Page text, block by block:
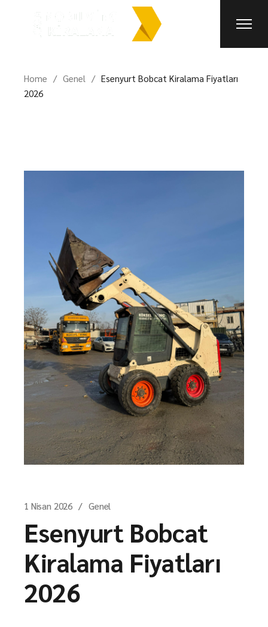
Home Genel
Esenyurt Bobcat Kiralama Fiyatları
2026
1 Nisan 2026 Genel
Esenyurt Bobcat
Kiralama Fiyatları
2026